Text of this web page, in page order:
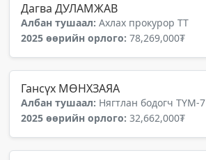
Дагва ДУЛАМЖАВ
Албан тушаал: Ахлах прокурор ТТ
2025 өөрийн орлого: 78,269,000₮
Гансүх МӨНХЗАЯА
Албан тушаал: Нягтлан бодогч ТҮМ-7
2025 өөрийн орлого: 32,662,000₮